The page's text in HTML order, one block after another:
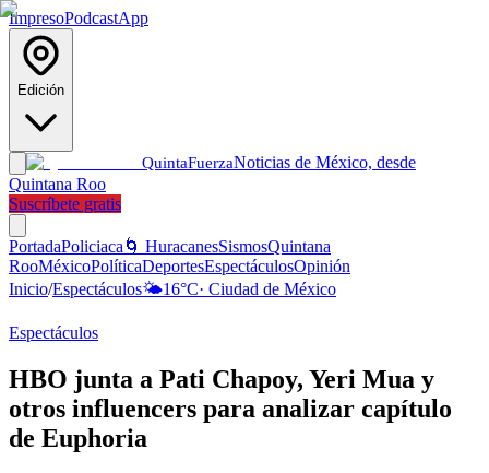
ImpresoPodcastApp
Edición
QuintaFuerzaNoticias de México, desde
Quintana Roo
Suscríbete gratis
PortadaPoliciaca 🌀 HuracanesSismosQuintana
RooMéxicoPolíticaDeportesEspectáculosOpinión
Inicio/Espectáculos🌤️16°C· Ciudad de México
Espectáculos
HBO junta a Pati Chapoy, Yeri Mua y
otros influencers para analizar capítulo
de Euphoria